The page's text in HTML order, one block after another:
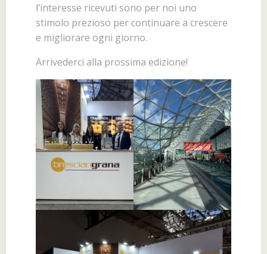
l’interesse ricevuti sono per noi uno
stimolo prezioso per continuare a crescere
e migliorare ogni giorno.
Arrivederci alla prossima edizione!